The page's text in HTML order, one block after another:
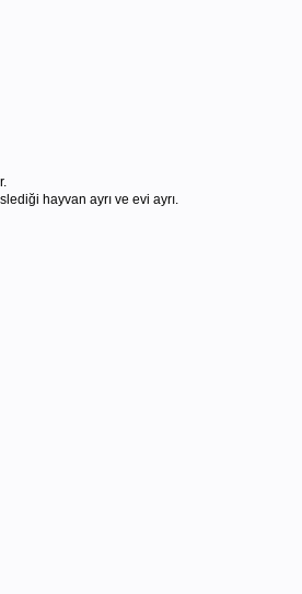
hayvan ayrı ve evi ayrı.